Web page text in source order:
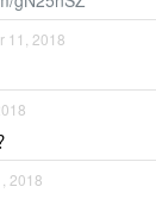
11, 2018
2018